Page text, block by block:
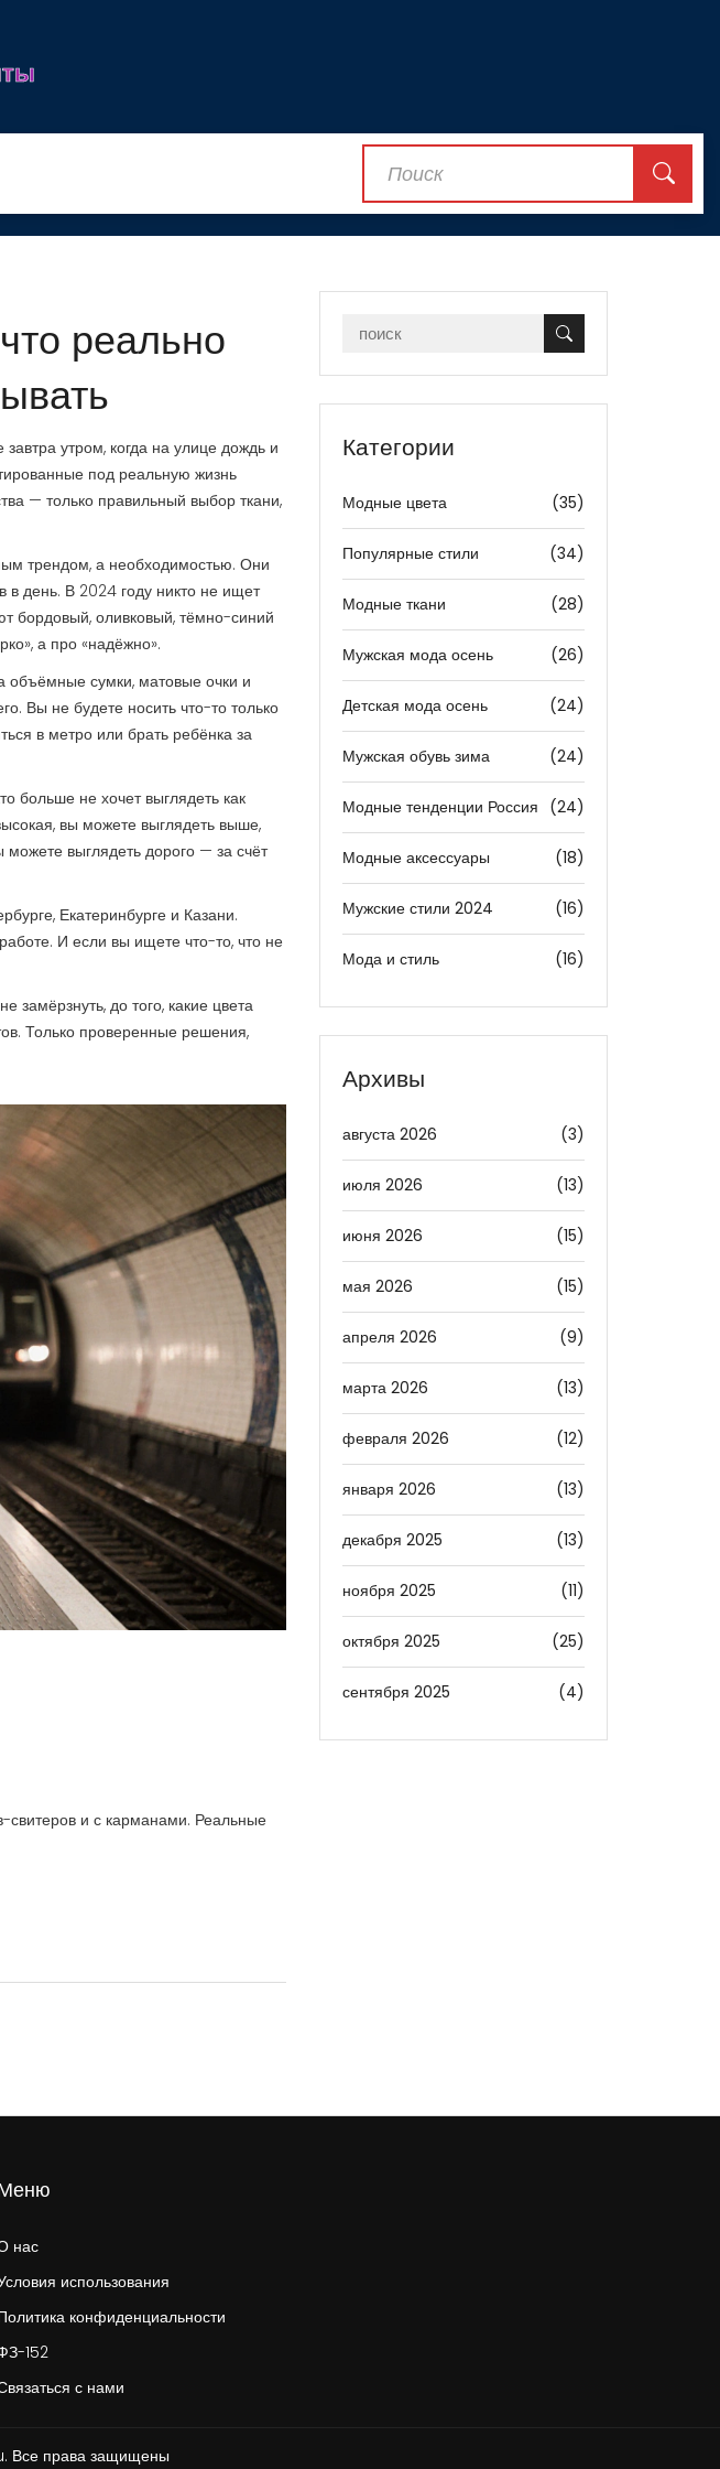
реально
утром, когда на улице дождь и
под реальную жизнь
— только правильный выбор ткани,
трендом, а необходимостью. Они
в день. В 2024 году никто не ищет
бордовый, оливковый, тёмно-синий
а про «надёжно».
объёмные сумки, матовые очки и
Вы не будете носить что-то только
в метро или брать ребёнка за
больше не хочет выглядеть как
вы можете выглядеть выше,
выглядеть дорого — за счёт
Екатеринбурге и Казани.
И если вы ищете что-то, что не
замёрзнуть, до того, какие цвета
Только проверенные решения,
свитеров и с карманами. Реальные
Категории
Модные цвета (35)
Популярные стили (34)
Модные ткани (28)
Мужская мода осень (26)
Детская мода осень (24)
Мужская обувь зима (24)
Модные тенденции Россия (24)
Модные аксессуары (18)
Мужские стили 2024 (16)
Мода и стиль (16)
Архивы
августа 2026 (3)
июля 2026 (13)
июня 2026 (15)
мая 2026 (15)
апреля 2026 (9)
марта 2026 (13)
февраля 2026 (12)
января 2026 (13)
декабря 2025 (13)
ноября 2025 (11)
октября 2025 (25)
сентября 2025 (4)
нас
использования
конфиденциальности
152
с нами
права защищены